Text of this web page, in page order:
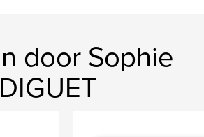
door Sophie
DIGUET